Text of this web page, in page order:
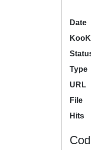
Date
KooK
Type
URL
File
Hits